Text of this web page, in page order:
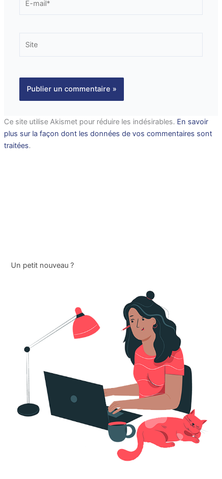
mail*
Ce site utilise Akismet pour réduire les indésirables. En savoir
plus sur la façon dont les données de vos commentaires sont
traitées.
Un petit nouveau ?